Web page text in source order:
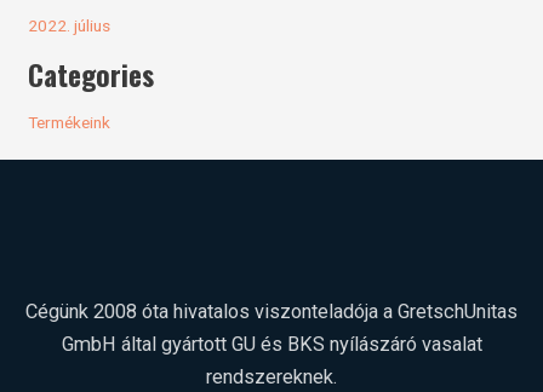
2022. július
Categories
Termékeink
Cégünk 2008 óta hivatalos viszonteladója a Gretsch­Unitas
GmbH által gyártott GU és BKS nyílászáró vasalat
rendszereknek.